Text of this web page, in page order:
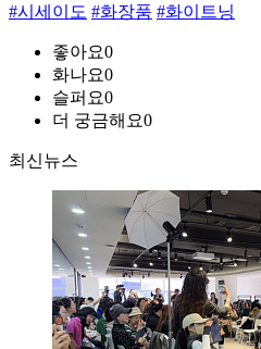
#시세이도 #화장품 #화이트닝
좋아요0
화나요0
슬퍼요0
더 궁금해요0
최신뉴스